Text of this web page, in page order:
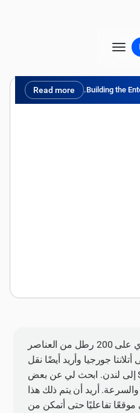
Building the
Read more
أريد نقل منصة نقالة تحتوي على 200 رطل من العناصر
جورجيا وأريد أيضًا نقل
منصة نقالة مماثلة من SF إلى لندن. ابحث لي عن بعض
أريد أن يتم ذلك هذا
تفاعليًا حتى أتمكن من